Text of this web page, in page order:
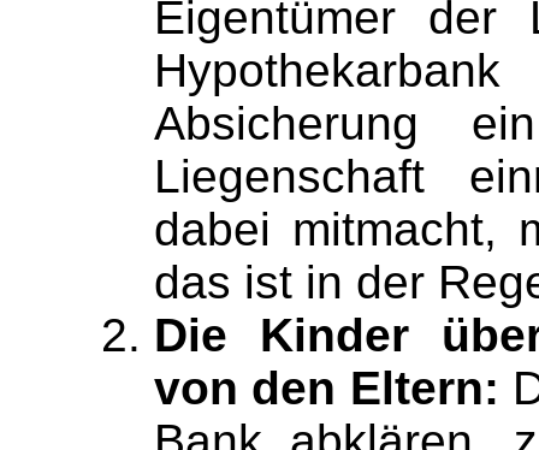
Eigentümer der
Absicherung
Liegenschaft
dabei mitmacht,
das ist in der
Die Kinder
von den Eltern: